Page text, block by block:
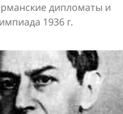
дипломаты и
1936 г.